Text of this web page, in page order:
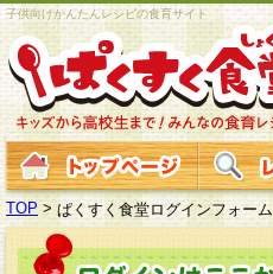
子供向けかんたんレシピの食育サイト
TOP > ぱくすく食堂ログインフォーム